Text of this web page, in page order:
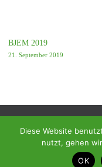
BJEM 2019
21. September 2019
© 2018 -
Diese Website
nutzt, gehen
OK